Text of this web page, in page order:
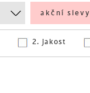
akční slevy
2. jakost